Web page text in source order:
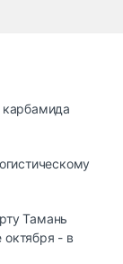
карбамида
Тамань
октября - в